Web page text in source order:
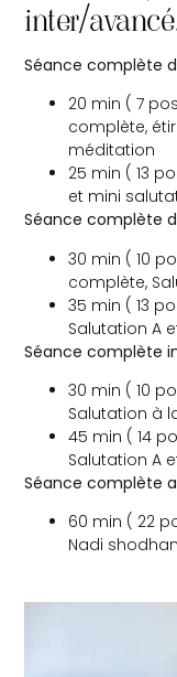
inter/
Séance complète
20 min ( 7
complète,
méditation
25 min ( 13
et mini
Séance complète
30 min ( 10
complète,
35 min ( 13
Salutation A
Séance complète
30 min ( 10
Salutation à
45 min ( 14
Salutation A
Séance complète
60 min ( 22
Nadi